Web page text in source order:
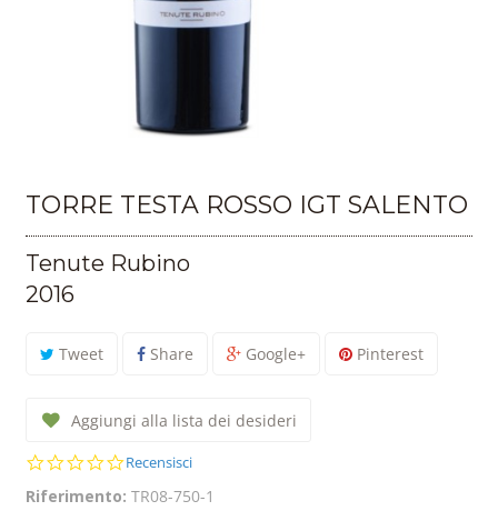
TORRE TESTA ROSSO IGT SALENTO
Tenute Rubino
2016
Tweet Share Google+ Pinterest
Aggiungi alla lista dei desideri
0.0
rating
Recensisci
Riferimento: TR08-750-1